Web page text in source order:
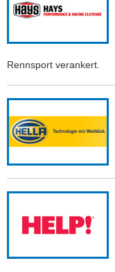
Rennsport verankert.